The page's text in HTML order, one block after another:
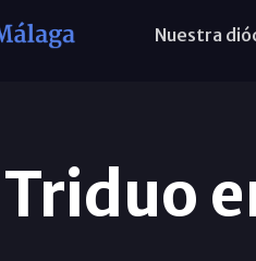
Nuestra
Triduo